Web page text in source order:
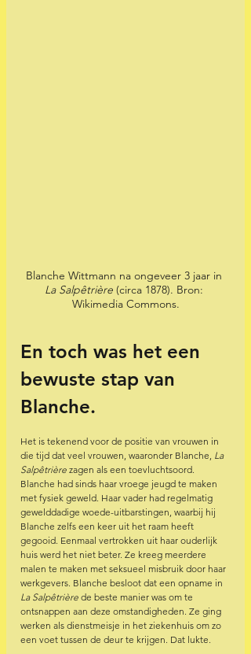
Blanche Wittmann na ongeveer 3 jaar in
La Salpêtrière (circa 1878). Bron:
Wikimedia Commons.
En toch was het een
bewuste stap van
Blanche.
Het is tekenend voor de positie van vrouwen in
die tijd dat veel vrouwen, waaronder Blanche, La
Salpêtrière zagen als een toevluchtsoord.
Blanche had sinds haar vroege jeugd te maken
met fysiek geweld. Haar vader had regelmatig
gewelddadige woede-uitbarstingen, waarbij hij
Blanche zelfs een keer uit het raam heeft
gegooid. Eenmaal vertrokken uit haar ouderlijk
huis werd het niet beter. Ze kreeg meerdere
malen te maken met seksueel misbruik door haar
werkgevers. Blanche besloot dat een opname in
La Salpêtrière de beste manier was om te
ontsnappen aan deze omstandigheden. Ze ging
werken als dienstmeisje in het ziekenhuis om zo
een voet tussen de deur te krijgen. Dat lukte.